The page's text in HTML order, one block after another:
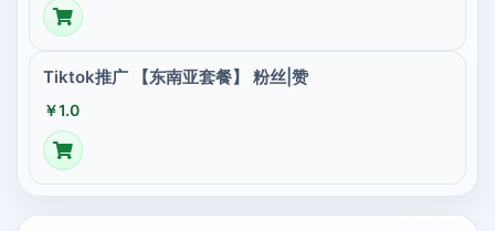
Tiktok推广 【东南亚套餐】 粉丝|赞
￥1.0